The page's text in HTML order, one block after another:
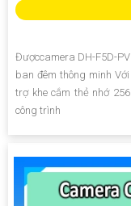
Đượccamera DH-F5D-
ban đêm thông minh
trợ khe cắm thẻ nhớ
công trình